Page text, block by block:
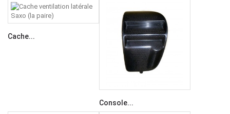
Cache...
Console...